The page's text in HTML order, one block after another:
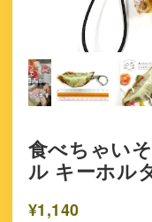
食べちゃい
ル キーホル
¥1,140